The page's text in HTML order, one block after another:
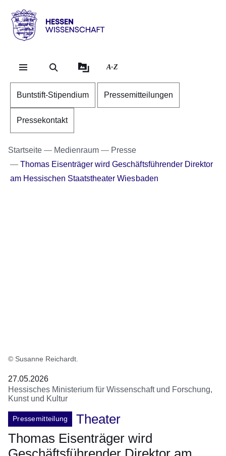
Hessen
Wissenschaft
A-Z
Buntstift-Stipendium Pressemitteilungen
Pressekontakt
Startseite Medienraum
Presse
Thomas Eisenträger wird Geschäftsführender Direktor
am Hessischen Staatstheater Wiesbaden
© Susanne Reichardt.
27.05.2026
Hessisches Ministerium für Wissenschaft und Forschung,
Kunst und Kultur
Pressemitteilung
Theater
Thomas Eisenträger wird